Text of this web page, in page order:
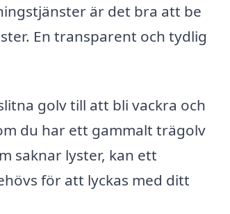
är det bra att be
En transparent och tydlig
golv till att bli vackra och
du har ett gammalt trägolv
saknar lyster, kan ett
för att lyckas med ditt